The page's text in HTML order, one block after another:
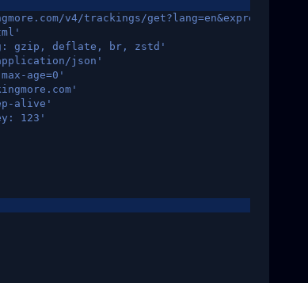
v4/trackings/
gzip, deflate, br, zstd'
json'
age=0'
alive'
123'